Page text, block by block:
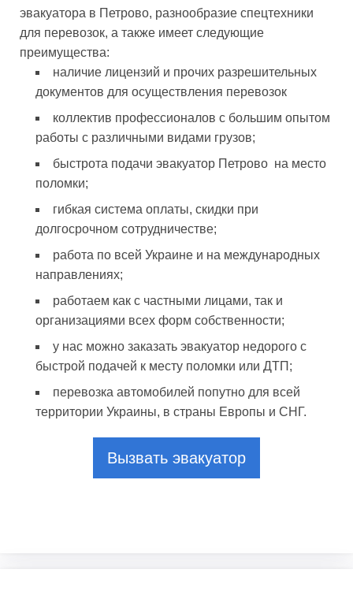
эвакуатора в Петрово, разнообразие спецтехники
для перевозок, а также имеет следующие
преимущества:
наличие лицензий и прочих разрешительных
документов для осуществления перевозок
коллектив профессионалов с большим опытом
работы с различными видами грузов;
быстрота подачи эвакуатор Петрово на место
поломки;
гибкая система оплаты, скидки при
долгосрочном сотрудничестве;
работа по всей Украине и на международных
направлениях;
работаем как с частными лицами, так и
организациями всех форм собственности;
у нас можно заказать эвакуатор недорого с
быстрой подачей к месту поломки или ДТП;
перевозка автомобилей попутно для всей
территории Украины, в страны Европы и СНГ.
Вызвать эвакуатор